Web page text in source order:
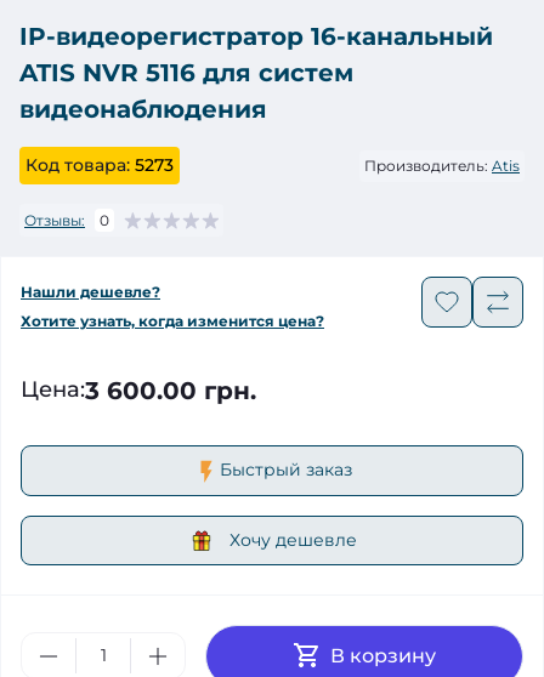
IP-видеорегистратор 16-канальный
ATIS NVR 5116 для систем
видеонаблюдения
Код товара: 5273 Производитель: Atis
Отзывы: 0
Нашли дешевле?
Хотите узнать, когда изменится цена?
Цена:3 600.00 грн.
Быстрый заказ
Хочу дешевле
В корзину